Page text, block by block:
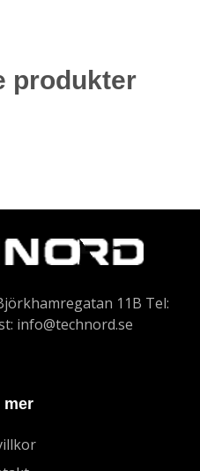
produkter
11B Tel:
info@technord.se
mer